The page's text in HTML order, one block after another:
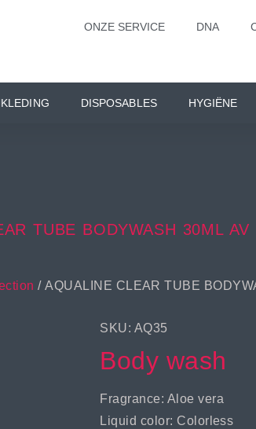
ONZE SERVICE DNA
DISPOSABLES HYGIËNE
TUBE BODYWASH 30ML AV
/ AQUALINE CLEAR TUBE
SKU: AQ35
Body wash
Fragrance: Aloe vera
Liquid color: Colorless